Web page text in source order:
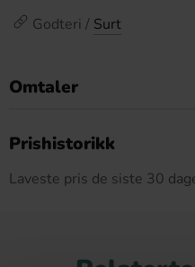
Godteri / Surt
Omtaler
Prishistorikk
Laveste pris de siste 30